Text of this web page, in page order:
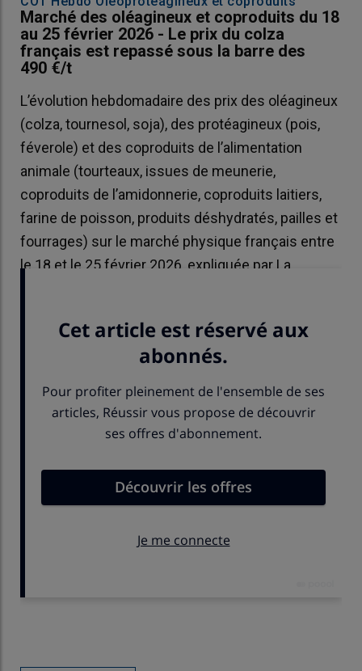
Marché des oléagineux et coproduits du 18
au 25 février 2026 - Le prix du colza
français est repassé sous la barre des
490 €/t
L’évolution hebdomadaire des prix des oléagineux
(colza, tournesol, soja), des protéagineux (pois,
féverole) et des coproduits de l’alimentation
animale (tourteaux, issues de meunerie,
coproduits de l’amidonnerie, coproduits laitiers,
farine de poisson, produits déshydratés, pailles et
fourrages) sur le marché physique français entre
le 18 et le 25 février 2026, expliquée par La